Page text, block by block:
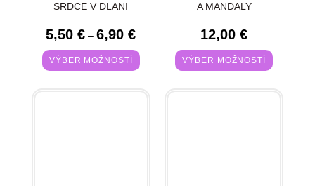
SRDCE V DLANI
5,50€ – 6,90€
VÝBER MOŽNOSTÍ
A MANDALY
12,00€
VÝBER MOŽNOSTÍ